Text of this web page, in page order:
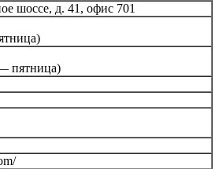
шоссе, д. 41, офис 701
пятница)